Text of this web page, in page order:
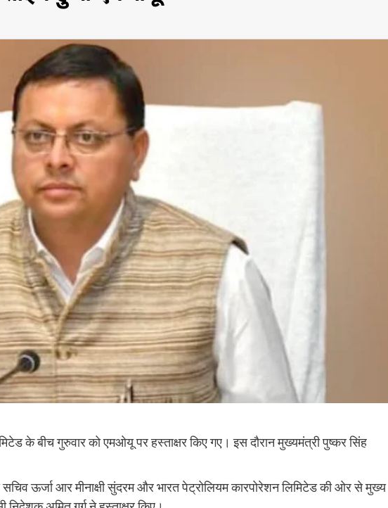
के बीच गुरुवार को एमओयू पर हस्ताक्षर किए गए। इस दौरान मुख्‍यमंत्री पुष्‍कर सिंह
ऊर्जा आर मीनाक्षी सुंदरम और भारत पेट्रोलियम कारपोरेशन लिमिटेड की ओर से मुख्य